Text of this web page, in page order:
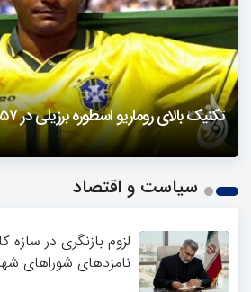
تکنیک بالای روماریو اسطوره برزیلی در ۵۷ سالگی
فیلمی از یک خواننده زن در توئیتر
حمله تند مصطفی کواکبیان به مجری
دزفول را باید دید
2
سیاست و اقتصاد
لزوم بازنگری در سازه
نامزدهای شوراهای